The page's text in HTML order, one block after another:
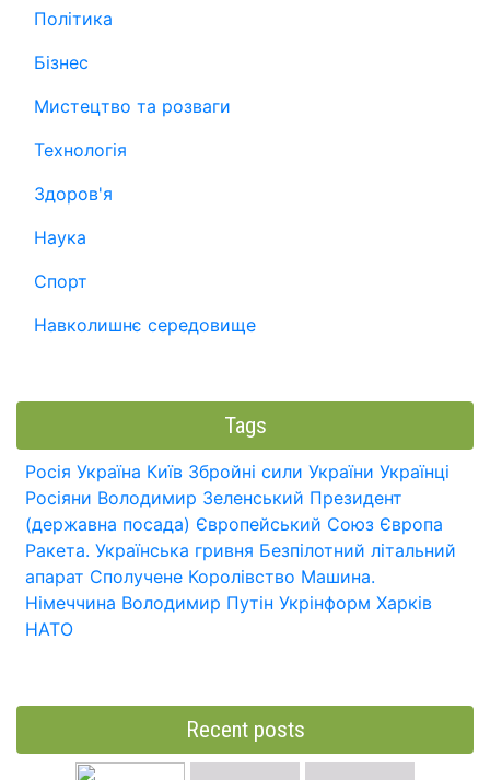
Політика
Бізнес
Мистецтво та розваги
Технологія
Здоров'я
Наука
Спорт
Навколишнє середовище
Tags
Росія Україна Київ Збройні сили України Українці
Росіяни Володимир Зеленський Президент
(державна посада) Європейський Союз Європа
Ракета. Українська гривня Безпілотний літальний
апарат Сполучене Королівство Машина.
Німеччина Володимир Путін Укрінформ Харків
НАТО
Recent posts